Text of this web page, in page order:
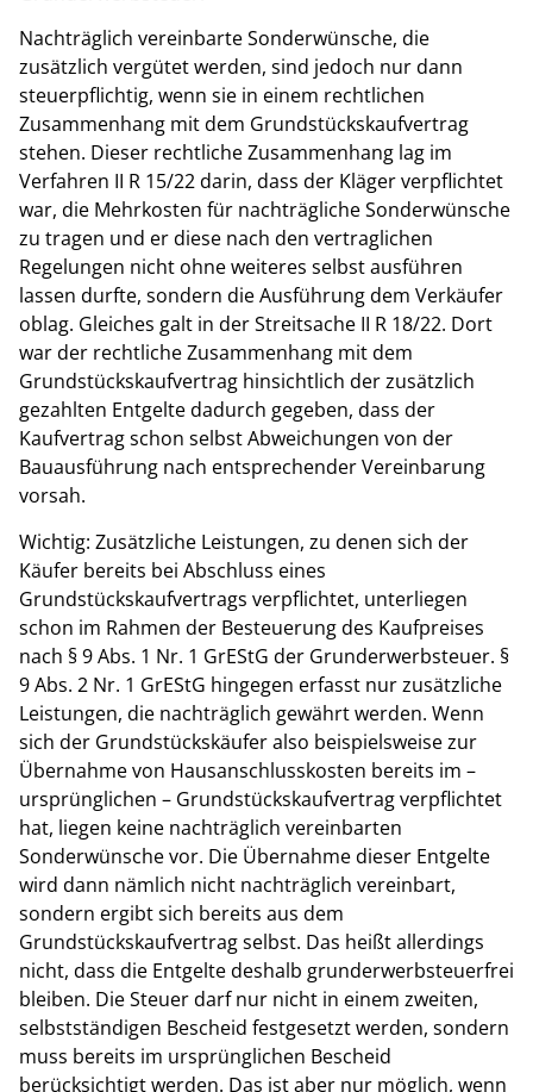
Nachträglich vereinbarte Sonderwünsche, die
zusätzlich vergütet werden, sind jedoch nur dann
steuerpflichtig, wenn sie in einem rechtlichen
Zusammenhang mit dem Grundstückskaufvertrag
stehen. Dieser rechtliche Zusammenhang lag im
Verfahren II R 15/22 darin, dass der Kläger verpflichtet
war, die Mehrkosten für nachträgliche Sonderwünsche
zu tragen und er diese nach den vertraglichen
Regelungen nicht ohne weiteres selbst ausführen
lassen durfte, sondern die Ausführung dem Verkäufer
oblag. Gleiches galt in der Streitsache II R 18/22. Dort
war der rechtliche Zusammenhang mit dem
Grundstückskaufvertrag hinsichtlich der zusätzlich
gezahlten Entgelte dadurch gegeben, dass der
Kaufvertrag schon selbst Abweichungen von der
Bauausführung nach entsprechender Vereinbarung
vorsah.
Wichtig: Zusätzliche Leistungen, zu denen sich der
Käufer bereits bei Abschluss eines
Grundstückskaufvertrags verpflichtet, unterliegen
schon im Rahmen der Besteuerung des Kaufpreises
nach § 9 Abs. 1 Nr. 1 GrEStG der Grunderwerbsteuer. §
9 Abs. 2 Nr. 1 GrEStG hingegen erfasst nur zusätzliche
Leistungen, die nachträglich gewährt werden. Wenn
sich der Grundstückskäufer also beispielsweise zur
Übernahme von Hausanschlusskosten bereits im –
ursprünglichen – Grundstückskaufvertrag verpflichtet
hat, liegen keine nachträglich vereinbarten
Sonderwünsche vor. Die Übernahme dieser Entgelte
wird dann nämlich nicht nachträglich vereinbart,
sondern ergibt sich bereits aus dem
Grundstückskaufvertrag selbst. Das heißt allerdings
nicht, dass die Entgelte deshalb grunderwerbsteuerfrei
bleiben. Die Steuer darf nur nicht in einem zweiten,
selbstständigen Bescheid festgesetzt werden, sondern
muss bereits im ursprünglichen Bescheid
berücksichtigt werden. Das ist aber nur möglich, wenn